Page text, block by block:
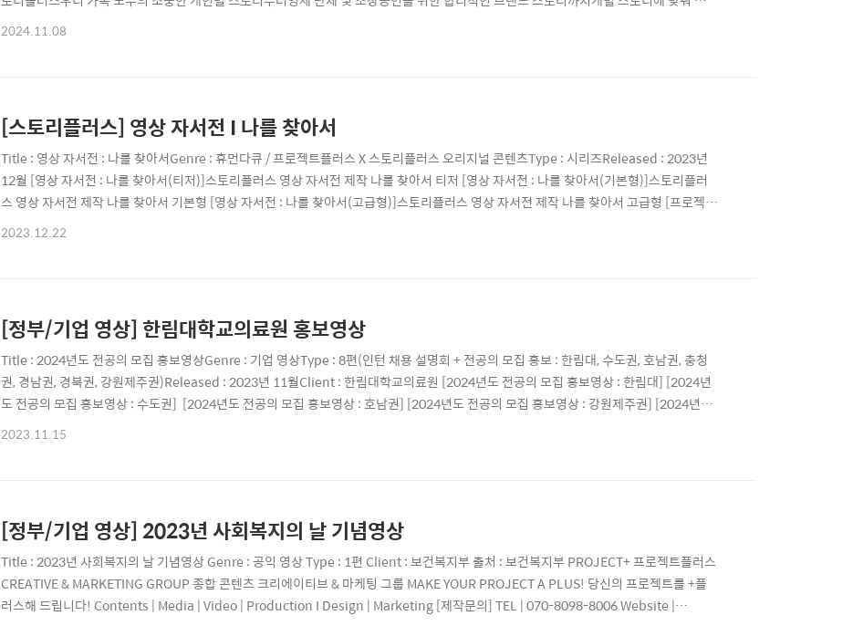
적인 책임과 정성을 플러스하여세상에 하나뿐인 특별한 스토리로 제작해 드립니다.📢 개인, 기업 및 단체를 위한각종 #기념 및 #이벤트 #행
2024.11.08
[스토리플러스] 영상 자서전 I 나를 찾아서
Title : 영상 자서전 : 나를 찾아서Genre : 휴먼다큐 / 프로젝트플러스 X 스토리플러스 오리지널 콘텐츠Type : 시리즈Released : 2023년
12월 [영상 자서전 : 나를 찾아서(티저)]스토리플러스 영상 자서전 제작 나를 찾아서 티저 [영상 자서전 : 나를 찾아서(기본형)]스토리플러
스 영상 자서전 제작 나를 찾아서 기본형 [영상 자서전 : 나를 찾아서(고급형)]스토리플러스 영상 자서전 제작 나를 찾아서 고급형 [프로젝트
플러스 X 스토리플러스] 영상 자서전 : 나를 찾아서 여러분의 스토리를 +플러스해 드립니다! 종합 콘텐츠 크리에이티브 그룹 PROJECT+의
2023.12.22
[정부/기업 영상] 한림대학교의료원 홍보영상
Title : 2024년도 전공의 모집 홍보영상Genre : 기업 영상Type : 8편(인턴 채용 설명회 + 전공의 모집 홍보 : 한림대, 수도권, 호남권, 충청
권, 경남권, 경북권, 강원제주권)Released : 2023년 11월Client : 한림대학교의료원 [2024년도 전공의 모집 홍보영상 : 한림대] [2024년
도 전공의 모집 홍보영상 : 수도권] [2024년도 전공의 모집 홍보영상 : 호남권] [2024년도 전공의 모집 홍보영상 : 강원제주권] [2024년도
전공의 모집 홍보영상 : 경북권] [2024년도 인턴 채용 설명회]출처 : 한림대학교의료원 PROJECT+ 프로젝트플러스 CREATIVE &
2023.11.15
[정부/기업 영상] 2023년 사회복지의 날 기념영상
Title : 2023년 사회복지의 날 기념영상 Genre : 공익 영상 Type : 1편 Client : 보건복지부 출처 : 보건복지부 PROJECT+ 프로젝트플러스
CREATIVE & MARKETING GROUP 종합 콘텐츠 크리에이티브 & 마케팅 그룹 MAKE YOUR PROJECT A PLUS! 당신의 프로젝트를 +플
러스해 드립니다! Contents | Media | Video | Production I Design | Marketing [제작문의] TEL | 070-8098-8006 Website |